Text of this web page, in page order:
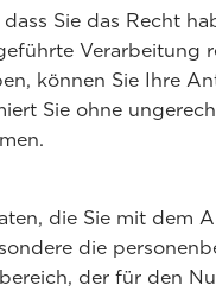
dass Sie das Recht
Verarbeitung
können Sie Ihre
Sie ohne
die Sie mit dem
die
der für den